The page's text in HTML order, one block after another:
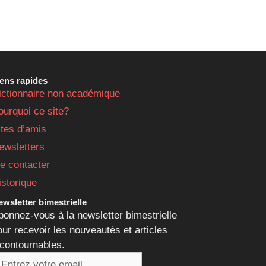
rapides
non académique
ce site?
d’amis
contacter
bimestrielle
vous à la newsletter bimestrielle
recevoir les nouveautés et articles